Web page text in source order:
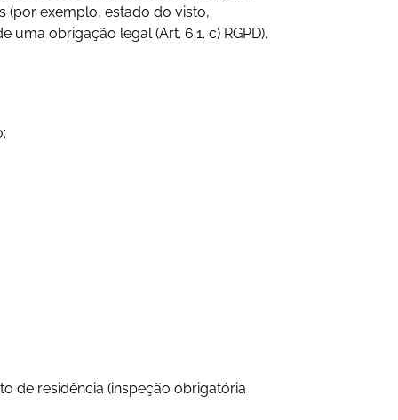
(por exemplo, estado do visto,
obrigação legal (Art. 6.1. c) RGPD).
de residência (inspeção obrigatória